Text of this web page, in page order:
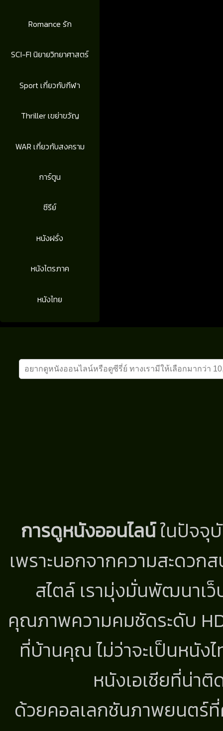
Romance รัก
SCI-FI นิยายวิทยาศาสตร์
Sport เกี่ยวกับกีฬา
Thriller เขย่าขวัญ
WAR เกี่ยวกับสงคราม
การ์ตูน
ซีรีย์
หนังฝรั่ง
หนังไตรภาค
หนังไทย
การดูหนังออนไลน์ในปัจจุ
เพราะนอกจากความสะดว
สไตล์ เรามุ่งมั่นพัฒนาเ
คุณภาพความคมชัดระดับ
ที่บ้านคุณ ไม่ว่าจะเป็นหนั
หนังเอเชียที่น่า
ด้วยคอลเลกชันภาพยนตร์